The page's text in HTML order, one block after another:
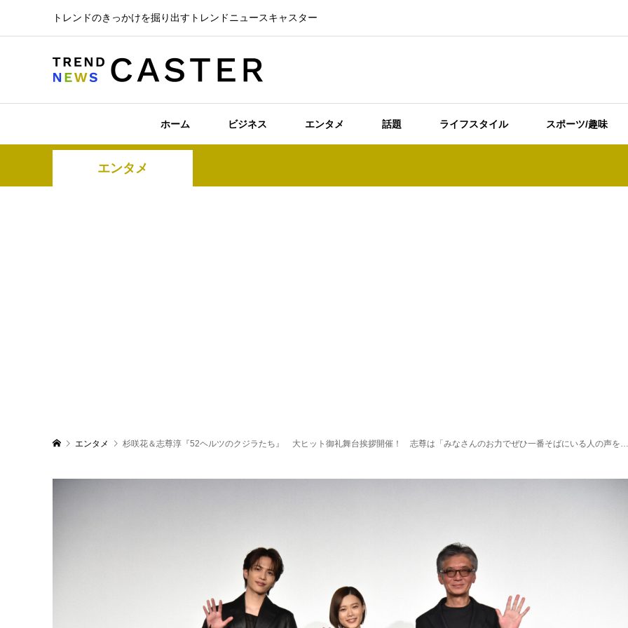
トレンドのきっかけを掘り出すトレンドニュースキャスター
ホーム ビジネス エンタメ 話題 ライフスタイル スポーツ/趣味
エンタメ
エンタメ 杉咲花＆志尊淳『52ヘルツのクジラたち』 大ヒット御礼舞台挨拶開催！ 志尊は「みなさんのお力でぜひ一番そばにいる人の声を